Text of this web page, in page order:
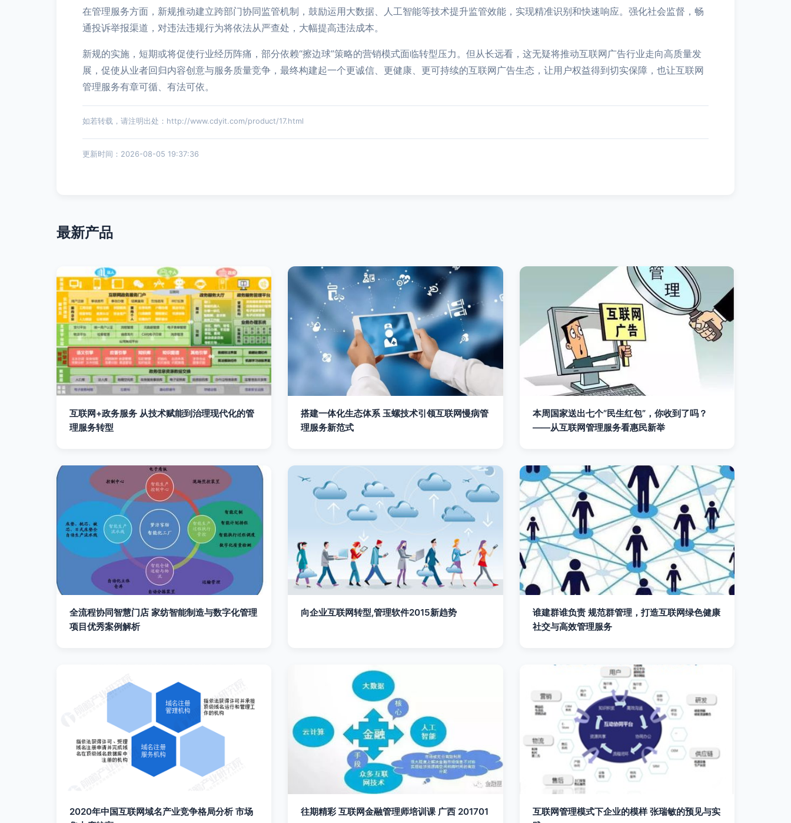
在管理服务方面，新规推动建立跨部门协同监管机制，鼓励运用大数据、人工智能等技术提升监管效能，实现精准识别和快速响应。强化社会监督，畅
通投诉举报渠道，对违法违规行为将依法从严查处，大幅提高违法成本。
新规的实施，短期或将促使行业经历阵痛，部分依赖“擦边球”策略的营销模式面临转型压力。但从长远看，这无疑将推动互联网广告行业走向高质量发
展，促使从业者回归内容创意与服务质量竞争，最终构建起一个更诚信、更健康、更可持续的互联网广告生态，让用户权益得到切实保障，也让互联网
管理服务有章可循、有法可依。
如若转载，请注明出处：http://www.cdyit.com/product/17.html
更新时间：2026-08-05 19:37:36
最新产品
互联网+政务服务 从技术赋能到治理现代化的管
理服务转型
搭建一体化生态体系 玉螺技术引领互联网慢病管
理服务新范式
本周国家送出七个“民生红包”，你收到了吗？
——从互联网管理服务看惠民新举
全流程协同智慧门店 家纺智能制造与数字化管理
项目优秀案例解析
向企业互联网转型,管理软件2015新趋势
谁建群谁负责 规范群管理，打造互联网绿色健康
社交与高效管理服务
2020年中国互联网域名产业竞争格局分析 市场
往期精彩 互联网金融管理师培训课 广西 201701
互联网管理模式下企业的模样 张瑞敏的预见与实